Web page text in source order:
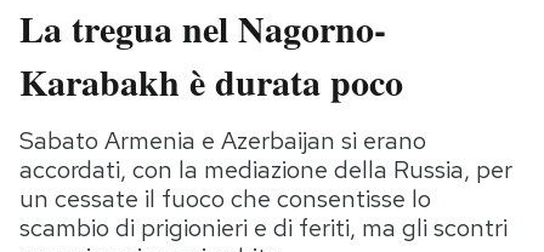
Italia
Politica
Tecnologia
Internet
Scienza
Cultura
Moda
Consumismi
Storie/Idee
Ok Boomer!
Media
Europa
La tregua nel Nagorno-
Karabakh è durata poco
Sabato Armenia e Azerbaijan si erano
accordati, con la mediazione della Russia, per
un cessate il fuoco che consentisse lo
scambio di prigionieri e di feriti, ma gli scontri